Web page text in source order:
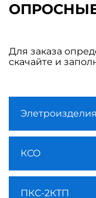
Для заказа
скачайте и
КСО
ПКС-2КТП